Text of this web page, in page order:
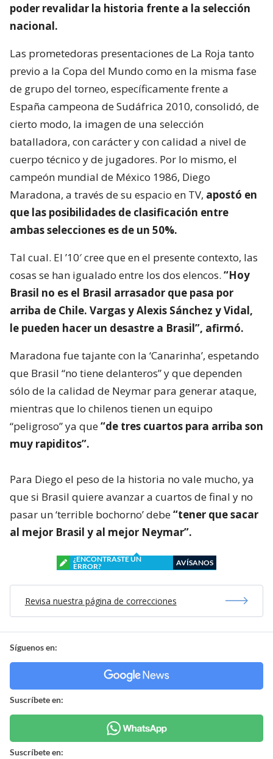
poder revalidar la historia frente a la selección
nacional.
Las prometedoras presentaciones de La Roja tanto
previo a la Copa del Mundo como en la misma fase
de grupo del torneo, específicamente frente a
España campeona de Sudáfrica 2010, consolidó, de
cierto modo, la imagen de una selección
batalladora, con carácter y con calidad a nivel de
cuerpo técnico y de jugadores. Por lo mismo, el
campeón mundial de México 1986, Diego
Maradona, a través de su espacio en TV, apostó en
que las posibilidades de clasificación entre
ambas selecciones es de un 50%.
Tal cual. El ’10′ cree que en el presente contexto, las
cosas se han igualado entre los dos elencos. “Hoy
Brasil no es el Brasil arrasador que pasa por
arriba de Chile. Vargas y Alexis Sánchez y Vidal,
le pueden hacer un desastre a Brasil”, afirmó.
Maradona fue tajante con la ‘Canarinha’, espetando
que Brasil “no tiene delanteros” y que dependen
sólo de la calidad de Neymar para generar ataque,
mientras que lo chilenos tienen un equipo
“peligroso” ya que“de tres cuartos para arriba son
muy rapiditos”.
Para Diego el peso de la historia no vale mucho, ya
que si Brasil quiere avanzar a cuartos de final y no
pasar un ‘terrible bochorno’ debe“tener que sacar
al mejor Brasil y al mejor Neymar”.
¿ENCONTRASTE UN
ERROR?
AVÍSANOS
Revisa nuestra página de correcciones
Síguenos en:
Suscríbete en:
Suscríbete en: